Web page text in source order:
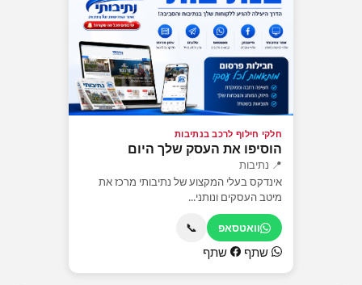
חלקי חילוף לרכב בנתיבות
הוסיפו את העסק שלך היום
📍 נתיבות
אינדקס בעלי המקצוע של נתיבותי מרכז את
מיטב העסקים ונותני...
וואטסאפ 📞
שתף שתף